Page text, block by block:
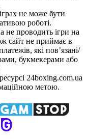
не може бути
роботі.
не проводить ігри на
сайт не приймає в
які пов’язані/
букмекерами або
24boxing.com.ua
метою.